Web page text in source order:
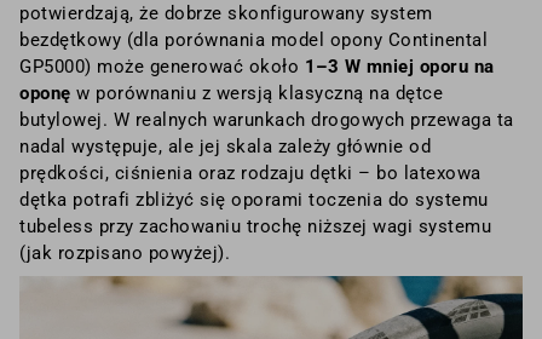
potwierdzają, że dobrze skonfigurowany system
bezdętkowy (dla porównania model opony Continental
GP5000) może generować około 1–3 W mniej oporu na
oponę w porównaniu z wersją klasyczną na dętce
butylowej. W realnych warunkach drogowych przewaga ta
nadal występuje, ale jej skala zależy głównie od
prędkości, ciśnienia oraz rodzaju dętki – bo latexowa
dętka potrafi zbliżyć się oporami toczenia do systemu
tubeless przy zachowaniu trochę niższej wagi systemu
(jak rozpisano powyżej).